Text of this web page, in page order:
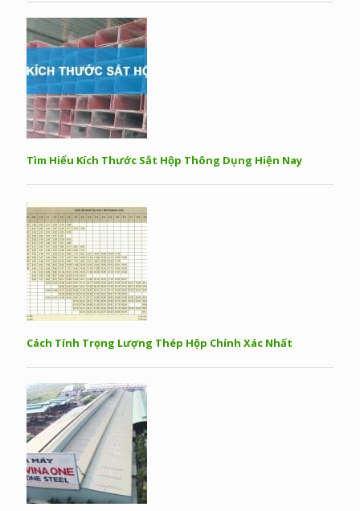
Tìm Hiểu Kích Thước Sắt Hộp Thông Dụng Hiện Nay
Cách Tính Trọng Lượng Thép Hộp Chính Xác Nhất